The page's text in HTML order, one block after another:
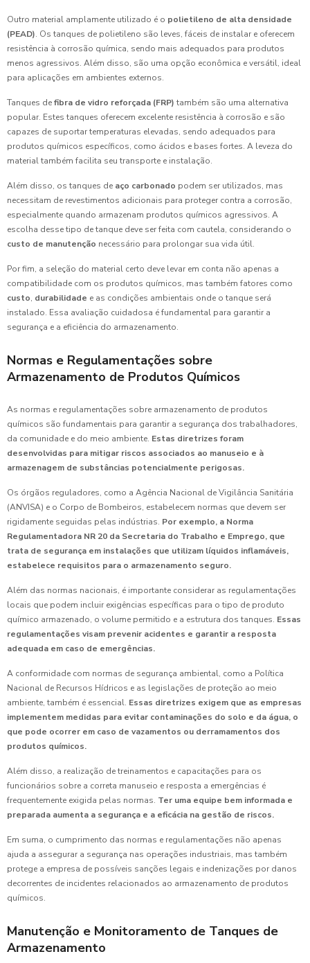
Outro material amplamente utilizado é o polietileno de alta densidade
(PEAD). Os tanques de polietileno são leves, fáceis de instalar e oferecem
resistência à corrosão química, sendo mais adequados para produtos
menos agressivos. Além disso, são uma opção econômica e versátil, ideal
para aplicações em ambientes externos.
Tanques defibra de vidro reforçada (FRP) também são uma alternativa
popular. Estes tanques oferecem excelente resistência à corrosão e são
capazes de suportar temperaturas elevadas, sendo adequados para
produtos químicos específicos, como ácidos e bases fortes. A leveza do
material também facilita seu transporte e instalação.
Além disso, os tanques de aço carbonado podem ser utilizados, mas
necessitam de revestimentos adicionais para proteger contra a corrosão,
especialmente quando armazenam produtos químicos agressivos. A
escolha desse tipo de tanque deve ser feita com cautela, considerando o
custo de manutenção necessário para prolongar sua vida útil.
Por fim, a seleção do material certo deve levar em conta não apenas a
compatibilidade com os produtos químicos, mas também fatores como
custo, durabilidade e as condições ambientais onde o tanque será
instalado. Essa avaliação cuidadosa é fundamental para garantir a
segurança e a eficiência do armazenamento.
Normas e Regulamentações sobre
Armazenamento de Produtos Químicos
As normas e regulamentações sobre armazenamento de produtos
químicos são fundamentais para garantir a segurança dos trabalhadores,
da comunidade e do meio ambiente. Estas diretrizes foram
desenvolvidas para mitigar riscos associados ao manuseio e à
armazenagem de substâncias potencialmente perigosas.
Os órgãos reguladores, como a Agência Nacional de Vigilância Sanitária
(ANVISA) e o Corpo de Bombeiros, estabelecem normas que devem ser
rigidamente seguidas pelas indústrias. Por exemplo, a Norma
Regulamentadora NR 20 da Secretaria do Trabalho e Emprego, que
trata de segurança em instalações que utilizam líquidos inflamáveis,
estabelece requisitos para o armazenamento seguro.
Além das normas nacionais, é importante considerar as regulamentações
locais que podem incluir exigências específicas para o tipo de produto
químico armazenado, o volume permitido e a estrutura dos tanques. Essas
regulamentações visam prevenir acidentes e garantir a resposta
adequada em caso de emergências.
A conformidade com normas de segurança ambiental, como a Política
Nacional de Recursos Hídricos e as legislações de proteção ao meio
ambiente, também é essencial. Essas diretrizes exigem que as empresas
implementem medidas para evitar contaminações do solo e da água, o
que pode ocorrer em caso de vazamentos ou derramamentos dos
produtos químicos.
Além disso, a realização de treinamentos e capacitações para os
funcionários sobre a correta manuseio e resposta a emergências é
frequentemente exigida pelas normas. Ter uma equipe bem informada e
preparada aumenta a segurança e a eficácia na gestão de riscos.
Em suma, o cumprimento das normas e regulamentações não apenas
ajuda a assegurar a segurança nas operações industriais, mas também
protege a empresa de possíveis sanções legais e indenizações por danos
decorrentes de incidentes relacionados ao armazenamento de produtos
químicos.
Manutenção e Monitoramento de Tanques de
Armazenamento